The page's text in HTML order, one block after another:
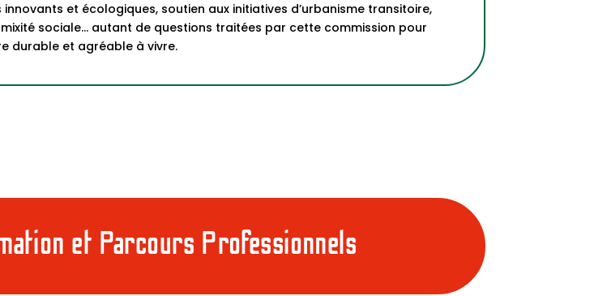
et écologiques, soutien aux initiatives d’urbanisme transitoire,
sociale… autant de questions traitées par cette commission pour
durable et agréable à vivre.
et Parcours Professionnels